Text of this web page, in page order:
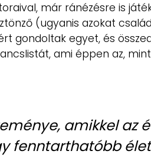
már ránézésre is
(ugyanis azokat
gondoltak egyet, és
ami éppen az,
amikkel az
fenntarthatóbb